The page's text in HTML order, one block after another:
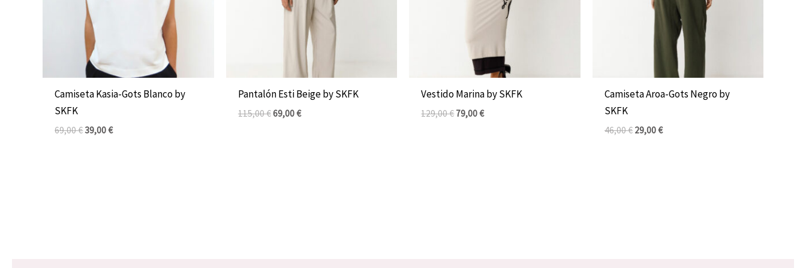
Camiseta Kasia-Gots Blanco by
SKFK
69,00€39,00€
Pantalón Esti Beige by SKFK
115,00€69,00€
Vestido Marina by SKFK
129,00€79,00€
Camiseta Aroa-Gots Negro by
SKFK
46,00€ 29,00€